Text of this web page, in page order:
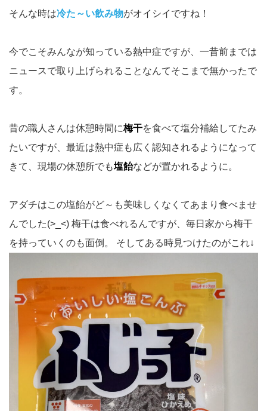
そんな時は冷た～い飲み物がオイシイですね！
今でこそみんなが知っている熱中症ですが、一昔前までは
ニュースで取り上げられることなんてそこまで無かったで
す。
昔の職人さんは休憩時間に梅干を食べて塩分補給してたみ
たいですが、最近は熱中症も広く認知されるようになって
きて、現場の休憩所でも塩飴などが置かれるように。
アダチはこの塩飴がど～も美味しくなくてあまり食べませ
んでした(>_<) 梅干は食べれるんですが、毎日家から梅干
を持っていくのも面倒。 そしてある時見つけたのがこれ↓